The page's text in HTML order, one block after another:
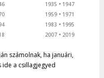
1935
1947
1959
1971
1983
1995
2007
2019
számolnak, ha januári,
ide a csillagjegyed